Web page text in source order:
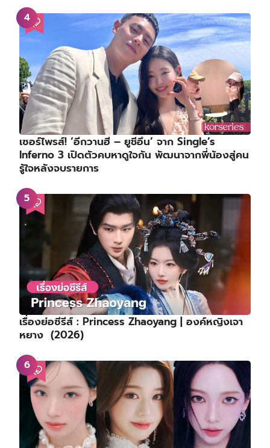
เซอร์ไพรส์! ‘อีกวานฮี – ยูชีอึน’ จาก Single’s
Inferno 3 เปิดตัวคบหาดูใจกัน พัฒนาจากพี่น้องสู่คน
รู้ใจหลังจบรายการ
เรื่องย่อซีรีส์ : Princess Zhaoyang | องค์หญิงเจา
หยาง (2026)